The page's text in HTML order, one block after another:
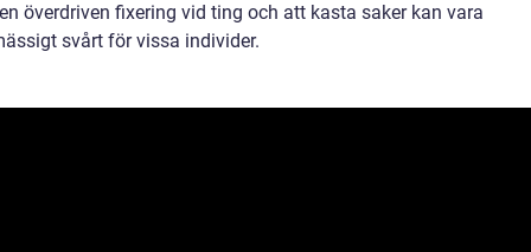
överdriven fixering vid ting och att kasta saker kan vara
svårt för vissa individer.